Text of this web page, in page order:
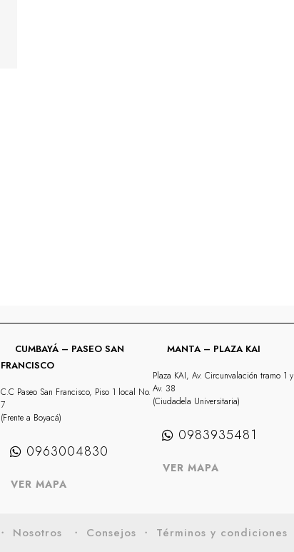
CUMBAYÁ – PASEO SAN
FRANCISCO
C.C Paseo San Francisco, Piso 1 local No.
7
(Frente a Boyacá)
0963004830
VER MAPA
MANTA – PLAZA KAI
Plaza KAI, Av. Circunvalación tramo 1 y
Av. 38
(Ciudadela Universitaria)
0983935481
VER MAPA
・ Nosotros ・ Consejos ・ Términos y condiciones